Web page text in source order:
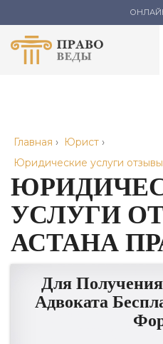
Главная › Юрист ›
Юридические услуги
УСЛУГИ
АСТАНА
Для
Адвоката